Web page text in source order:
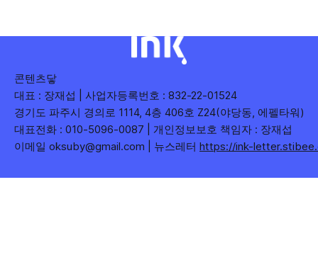
콘텐츠닿
대표 : 장재섭 | 사업자등록번호 : 832-22-01524
경기도 파주시 경의로 1114, 4층 406호 Z24(야당동, 에펠타워)
대표전화 : 010-5096-0087 | 개인정보보호 책임자 : 장재섭
이메일 oksuby@gmail.com | 뉴스레터 https://ink-